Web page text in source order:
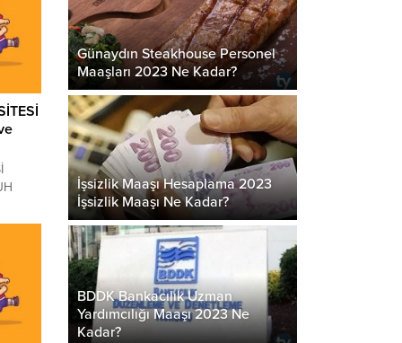
ve
Günaydın Steakhouse Personel
Maaşları 2023 Ne Kadar?
İşsizlik Maaşı Hesaplama 2023
İşsizlik Maaşı Ne Kadar?
BDDK Bankacılık Uzman
Yardımcılığı Maaşı 2023 Ne
Kadar?